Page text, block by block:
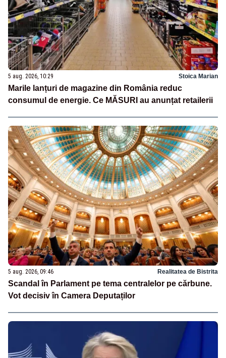
5 aug. 2026, 10:29 Stoica Marian
Marile lanțuri de magazine din România reduc
consumul de energie. Ce MĂSURI au anunțat retailerii
5 aug. 2026, 09:46 Realitatea de Bistrita
Scandal în Parlament pe tema centralelor pe cărbune.
Vot decisiv în Camera Deputaților